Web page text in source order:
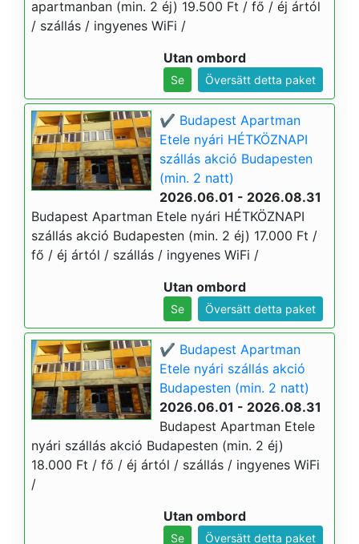
apartmanban (min. 2 éj) 19.500 Ft / fő / éj ártól
/ szállás / ingyenes WiFi /
Utan ombord
Se Översätt detta paket
✔️ Budapest Apartman
Etele nyári HÉTKÖZNAPI
szállás akció Budapesten
(min. 2 natt)
2026.06.01 - 2026.08.31
Budapest Apartman Etele nyári HÉTKÖZNAPI
szállás akció Budapesten (min. 2 éj) 17.000 Ft /
fő / éj ártól / szállás / ingyenes WiFi /
Utan ombord
Se Översätt detta paket
✔️ Budapest Apartman
Etele nyári szállás akció
Budapesten (min. 2 natt)
2026.06.01 - 2026.08.31
Budapest Apartman Etele
nyári szállás akció Budapesten (min. 2 éj)
18.000 Ft / fő / éj ártól / szállás / ingyenes WiFi
/
Utan ombord
Se Översätt detta paket